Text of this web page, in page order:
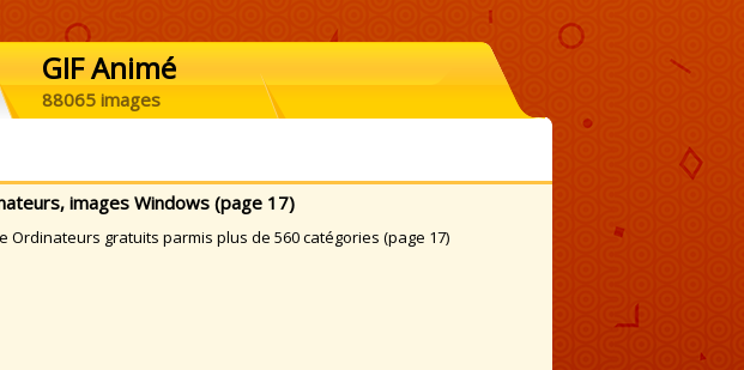
GIF Animé
88065 images
images Windows (page 17)
gratuits parmis plus de 560 catégories (page 17)